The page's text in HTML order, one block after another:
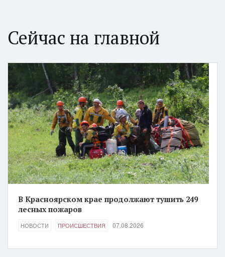
Сейчас на главной
В Красноярском крае продолжают тушить 249
лесных пожаров
НОВОСТИ ПРОИСШЕСТВИЯ 07.08.2026